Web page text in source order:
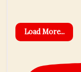
Load More...